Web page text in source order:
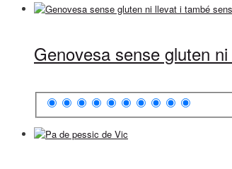
Genovesa sense gluten